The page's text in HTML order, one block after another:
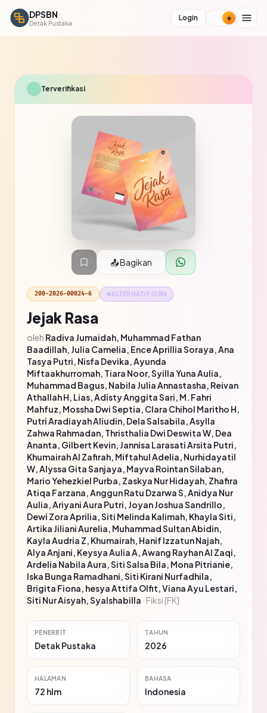
DPSBN
Detak Pustaka
Login
✓ Terverifikasi
📤 Bagikan
200-2026-00024-6 ★ALTERNATIF ISBN
Jejak Rasa
oleh Radiva Jumaidah, Muhammad Fathan
Baadillah, Julia Camelia, Ence Aprillia Soraya, Ana
Tasya Putri, Nisfa Devika, Ayunda
Miftaakhurromah, Tiara Noor, Syilla Yuna Aulia,
Muhammad Bagus, Nabila Julia Annastasha, Reivan
Athallah H, Lias, Adisty Anggita Sari, M. Fahri
Mahfuz, Mossha Dwi Septia, Clara Chihol Maritho H,
Putri Aradiayah Aliudin, Dela Salsabila, Asylla
Zahwa Rahmadan, Thristhalia Dwi Deswita W, Dea
Ananta, Gilbert Kevin, Jannisa Larasati Arsita Putri,
Khumairah Al Zafirah, Miftahul Adelia, Nurhidayatil
W, Alyssa Gita Sanjaya, Mayva Rointan Silaban,
Mario Yehezkiel Purba, Zaskya Nur Hidayah, Zhafira
Atiqa Farzana, Anggun Ratu Dzarwa S, Anidya Nur
Aulia, Ariyani Aura Putri, Joyan Joshua Sandrillo,
Dewi Zora Aprilia, Siti Melinda Kalimah, Khayla Siti,
Artika Jiliani Aurelia, Muhammad Sultan Abidin,
Kayla Audria Z, Khumairah, Hanif Izzatun Najah,
Alya Anjani, Keysya Aulia A, Awang Rayhan Al Zaqi,
Ardelia Nabila Aura, Siti Salsa Bila, Mona Pitrianie,
Iska Bunga Ramadhani, Siti Kirani Nurfadhila,
Brigita Fiona, hesya Attifa Olfit, Viana Ayu Lestari,
Siti Nur Aisyah, Syalshabilla · Fiksi [FK]
PENERBIT
Detak Pustaka
TAHUN
2026
HALAMAN
72 hlm
BAHASA
Indonesia